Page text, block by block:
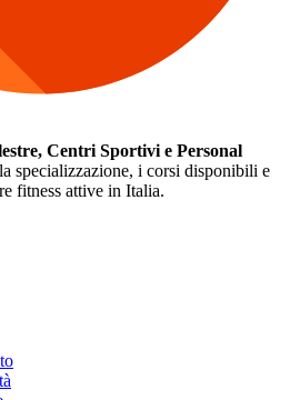
Centri Sportivi e Personal
specializzazione, i corsi disponibili e
fitness attive in Italia.